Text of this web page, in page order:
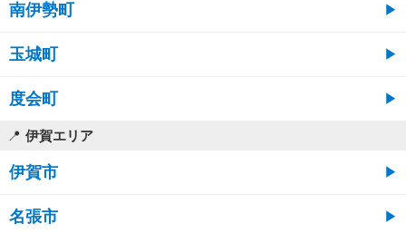
南伊勢町
玉城町
度会町
伊賀エリア
伊賀市
名張市